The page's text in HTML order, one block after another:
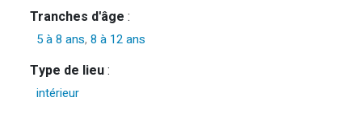
Tranches d'âge :
5 à 8 ans,8 à 12 ans
Type de lieu:
intérieur